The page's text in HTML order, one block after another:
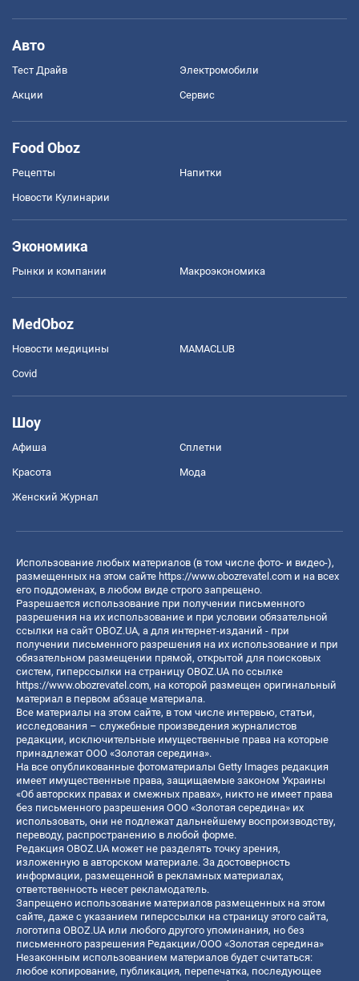
Авто
Тест Драйв Электромобили
Акции Сервис
Food Oboz
Рецепты Напитки
Новости Кулинарии
Экономика
Рынки и компании Mакроэкономика
MedOboz
Новости медицины MAMACLUB
Covid
Шоу
Афиша Сплетни
Красота Мода
Женский Журнал
Использование любых материалов (в том числе фото- и видео-),
размещенных на этом сайте https://www.obozrevatel.com и на всех
его поддоменах, в любом виде строго запрещено.
Разрешается использование при получении письменного
разрешения на их использование и при условии обязательной
ссылки на сайт OBOZ.UA, а для интернет-изданий - при
получении письменного разрешения на их использование и при
обязательном размещении прямой, открытой для поисковых
систем, гиперссылки на страницу OBOZ.UA по ссылке
https://www.obozrevatel.com, на которой размещен оригинальный
материал в первом абзаце материала.
Все материалы на этом сайте, в том числе интервью, статьи,
исследования – служебные произведения журналистов
редакции, исключительные имущественные права на которые
принадлежат ООО «Золотая середина».
На все опубликованные фотоматериалы Getty Images редакция
имеет имущественные права, защищаемые законом Украины
«Об авторских правах и смежных правах», никто не имеет права
без письменного разрешения ООО «Золотая середина» их
использовать, они не подлежат дальнейшему воспроизводству,
переводу, распространению в любой форме.
Редакция OBOZ.UA может не разделять точку зрения,
изложенную в авторском материале. За достоверность
информации, размещенной в рекламных материалах,
ответственность несет рекламодатель.
Запрещено использование материалов размещенных на этом
сайте, даже с указанием гиперссылки на страницу этого сайта,
логотипа OBOZ.UA или любого другого упоминания, но без
письменного разрешения Редакции/ООО «Золотая середина»
Незаконным использованием материалов будет считаться:
любое копирование, публикация, перепечатка, последующее